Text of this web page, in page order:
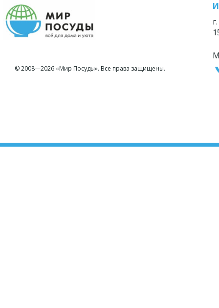
© 2008—2026 «Мир Посуды». Все права защищены.